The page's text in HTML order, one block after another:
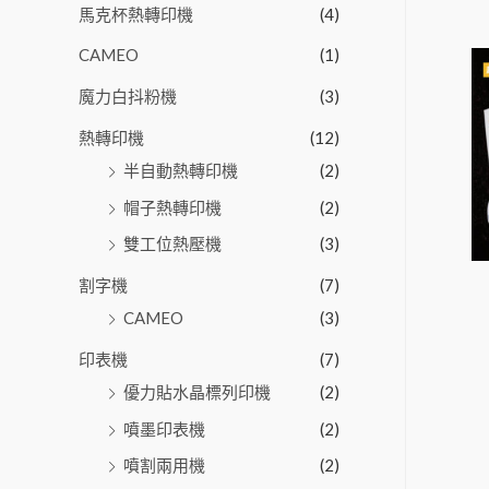
馬克杯熱轉印機 (4)
CAMEO (1)
魔力白抖粉機 (3)
熱轉印機
(12)
半自動熱轉印機
(2)
帽子熱轉印機
(2)
雙工位熱壓機
(3)
割字機
(7)
CAMEO
(3)
印表機
(7)
優力貼水晶標列印機
(2)
噴墨印表機
(2)
噴割兩用機
(2)